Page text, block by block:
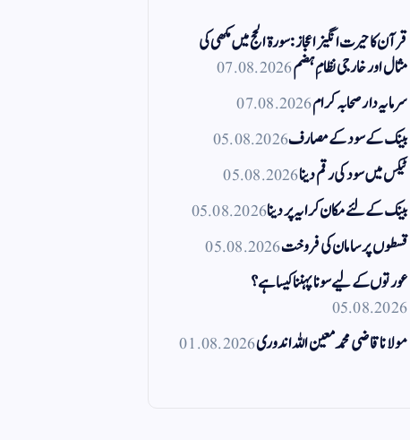
قرآن کا حیرت انگیز اعجاز: سورۃ الحج میں مکھی کی
مثال اور خارجی نظامِ ہضم07.08.2026
سرمایہ دار صحابہ کرام07.08.2026
بینک کے سود کے مصارف05.08.2026
ٹیکس میں سود کی رقم دینا05.08.2026
بینک کے لئے مکان کرایہ پر دینا05.08.2026
قسطوں پر سامان کی فروخت05.08.2026
عورتوں کے لیے سونا پہننا کیسا ہے؟
05.08.2026
مولانا قاضی محمد معین اللہ اندوری01.08.2026